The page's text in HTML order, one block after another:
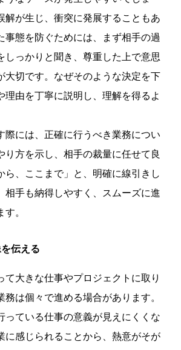
解が生じ、衝突に発展することもあ
事態を防ぐためには、まず相手の過
しっかりと聞き、尊重した上で意思
大切です。なぜそのような決定を下
理由を丁寧に説明し、理解を得るよ
際には、正確に行うべき業務につい
り方を示し、相手の裁量に任せて良
ら、ここまで」と、明確に線引きし
相手も納得しやすく、スムーズに進
。
伝える
て大きな仕事やプロジェクトに取り
務は個々で進める場合があります。
っている仕事の意義が見えにくくな
に感じられることから、熱意がそが